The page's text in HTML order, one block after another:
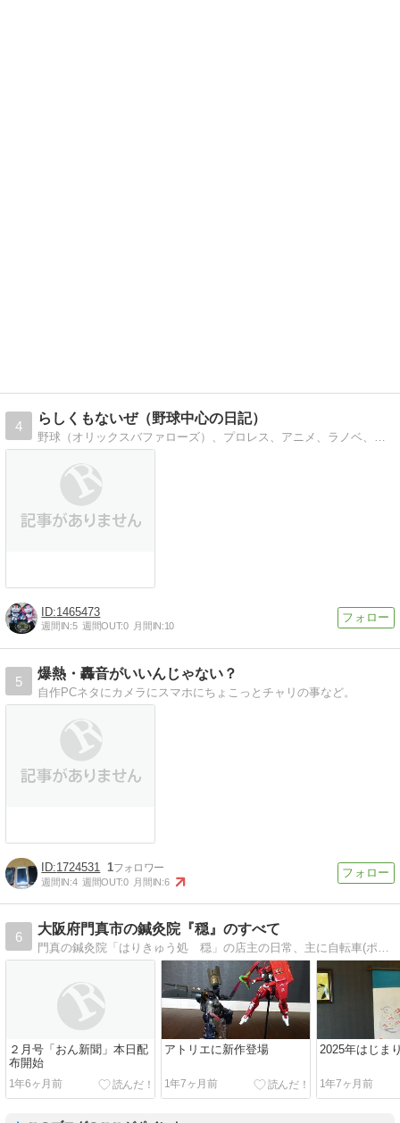
4
らしくもないぜ（野球中心の日記）
1465473
週間IN:5 週間OUT:0 月間IN:10
5
爆熱・轟音がいいんじゃない？
自作PCネタにカメラにスマホにちょこっとチャリの事など。
1724531 1
週間IN:4 週間OUT:0 月間IN:6
6
大阪府門真市の鍼灸院『穏』のすべて
２月号「おん新聞」本日配
布開始
1年6ヶ月前
アトリエに新作登場
1年7ヶ月前
2025年はじま
1年7ヶ月前